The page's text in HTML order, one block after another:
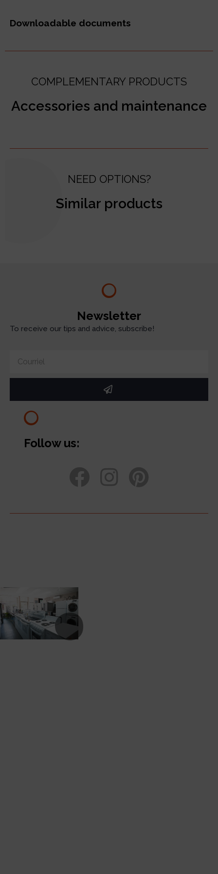
Downloadable documents
COMPLEMENTARY PRODUCTS
Accessories and maintenance
NEED OPTIONS?
Similar products
Newsletter
To receive our tips and advice, subscribe!
Follow us: